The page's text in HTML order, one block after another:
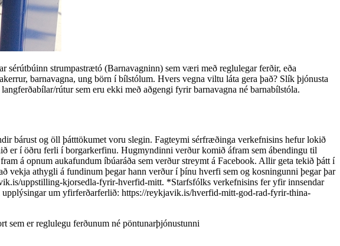
strumpastrætó (Barnavagninn) sem væri með reglulegar ferðir, eða
barnavagna, ung börn í bílstólum. Hvers vegna viltu láta gera það? Slík þjónusta
rútur sem eru ekki með aðgengi fyrir barnavagna né barnabílstóla.
bárust og öll þátttökumet voru slegin. Fagteymi sérfræðinga verkefnisins hefur lokið
í öðru ferli í borgarkerfinu. Hugmyndinni verður komið áfram sem ábendingu til
á opnum aukafundum íbúaráða sem verður streymt á Facebook. Allir geta tekið þátt í
athygli á fundinum þegar hann verður í þínu hverfi sem og kosningunni þegar þar
uppstilling-kjorsedla-fyrir-hverfid-mitt. *Starfsfólks verkefnisins fer yfir innsendar
um yfirferðarferlið: https://reykjavik.is/hverfid-mitt-god-rad-fyrir-thina-
sem er reglulegu ferðunum né pöntunarþjónustunni